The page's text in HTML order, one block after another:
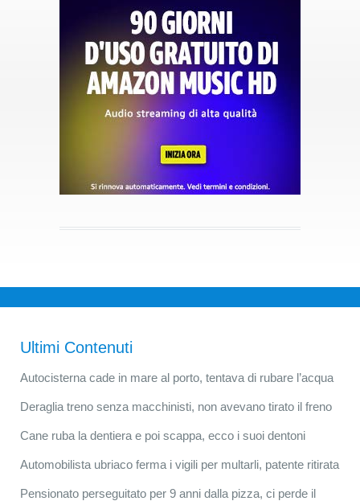
Ultimi Contenuti
Autocisterna cade in mare al porto, tentava di rubare l’acqua
Deraglia treno senza macchinisti, non avevano tirato il freno
Cane ruba la dentiera e poi scappa, ecco i suoi dentoni
Automobilista ubriaco ferma i vigili per multarli, patente ritirata
Pensionato perseguitato per 9 anni dalla pizza, ci perde il